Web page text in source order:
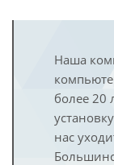
Наша
более 20
нас